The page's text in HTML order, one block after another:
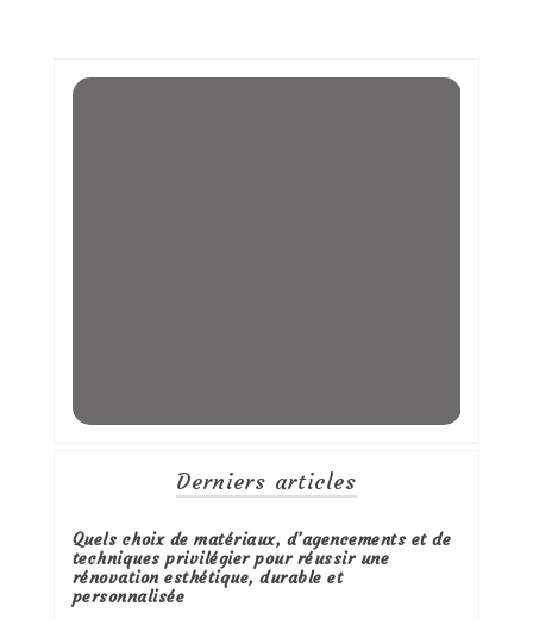
Derniers articles
Quels choix de matériaux, d’agencements et de
techniques privilégier pour réussir une
rénovation esthétique, durable et
personnalisée